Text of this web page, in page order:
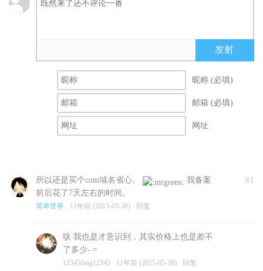
发射
昵称 (必填)
邮箱 (必填)
网址
#1
所以还是买个com域名省心。
我备案
前后花了7天左右的时间。
简单世界 11年前 (2015-05-30) 回复
咳 我也是才意识到，其实价格上也是差不
了多少- =
12345fang12345 11年前 (2015-05-30) 回复